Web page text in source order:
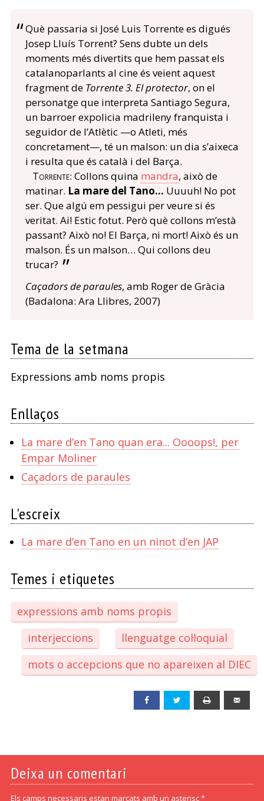
Què passaria si José Luis Torrente es digués
Josep Lluís Torrent? Sens dubte un dels
moments més divertits que hem passat els
catalanoparlants al cine és veient aquest
fragment de Torrente 3. El protector, on el
personatge que interpreta Santiago Segura,
un barroer expolicia madrileny franquista i
seguidor de l’Atlètic —o Atleti, més
concretament—, té un malson: un dia s’aixeca
i resulta que és català i del Barça.
Torrente: Collons quina mandra, això de
matinar. La mare del Tano… Uuuuh! No pot
ser. Que algú em pessigui per veure si és
veritat. Ai! Estic fotut. Però què collons m’està
passant? Això no! El Barça, ni mort! Això és un
malson. És un malson… Qui collons deu
trucar?
Caçadors de paraules, amb Roger de Gràcia
(Badalona: Ara Llibres, 2007)
Tema de la setmana
Expressions amb noms propis
Enllaços
La mare d’en Tano quan era... Oooops!, per
Empar Moliner
Caçadors de paraules
L'escreix
La mare d’en Tano en un ninot d’en JAP
Temes i etiquetes
expressions amb noms propis
interjeccions
llenguatge col·loquial
mots o accepcions que no apareixen al DIEC
Facebook Twitter
Deixa un comentari
Els camps necessaris estan marcats amb un asterisc *